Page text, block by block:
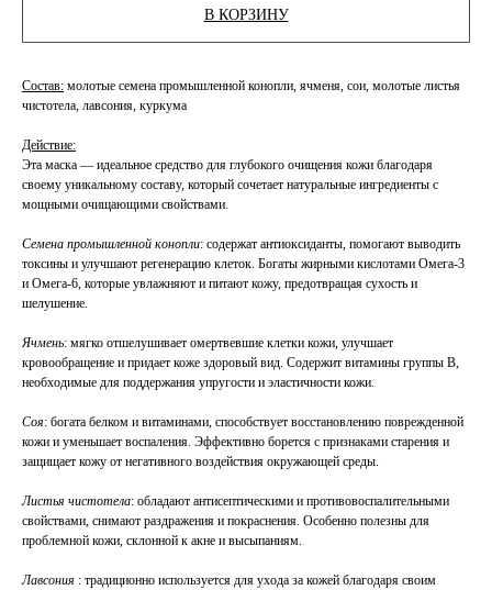
В КОРЗИНУ
Состав: молотые семена промышленной конопли, ячменя, сои, молотые листья
чистотела, лавсония, куркума
Действие:
Эта маска — идеальное средство для глубокого очищения кожи благодаря
своему уникальному составу, который сочетает натуральные ингредиенты с
мощными очищающими свойствами.
Семена промышленной конопли: содержат антиоксиданты, помогают выводить
токсины и улучшают регенерацию клеток. Богаты жирными кислотами Омега-3
и Омега-6, которые увлажняют и питают кожу, предотвращая сухость и
шелушение.
Ячмень: мягко отшелушивает омертвевшие клетки кожи, улучшает
кровообращение и придает коже здоровый вид. Содержит витамины группы B,
необходимые для поддержания упругости и эластичности кожи.
Соя: богата белком и витаминами, способствует восстановлению поврежденной
кожи и уменьшает воспаления. Эффективно борется с признаками старения и
защищает кожу от негативного воздействия окружающей среды.
Листья чистотела: обладают антисептическими и противовоспалительными
свойствами, снимают раздражения и покраснения. Особенно полезны для
проблемной кожи, склонной к акне и высыпаниям.
Лавсония : традиционно используется для ухода за кожей благодаря своим